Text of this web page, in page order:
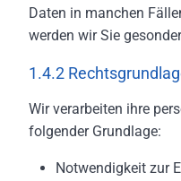
Daten in manchen
werden wir Sie
1.4.2
Wir verarbeiten ihre
folgender Grundlage:
Notwendigkeit zur